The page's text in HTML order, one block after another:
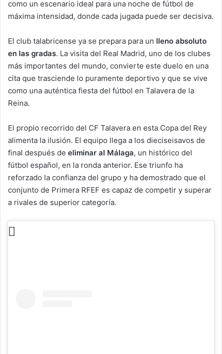
como un escenario ideal para una noche de fútbol de
máxima intensidad, donde cada jugada puede ser decisiva.
El club talabricense ya se prepara para un lleno absoluto
en las gradas. La visita del Real Madrid, uno de los clubes
más importantes del mundo, convierte este duelo en una
cita que trasciende lo puramente deportivo y que se vive
como una auténtica fiesta del fútbol en Talavera de la
Reina.
El propio recorrido del CF Talavera en esta Copa del Rey
alimenta la ilusión. El equipo llega a los dieciseisavos de
final después de eliminar al Málaga, un histórico del
fútbol español, en la ronda anterior. Ese triunfo ha
reforzado la confianza del grupo y ha demostrado que el
conjunto de Primera RFEF es capaz de competir y superar
a rivales de superior categoría.